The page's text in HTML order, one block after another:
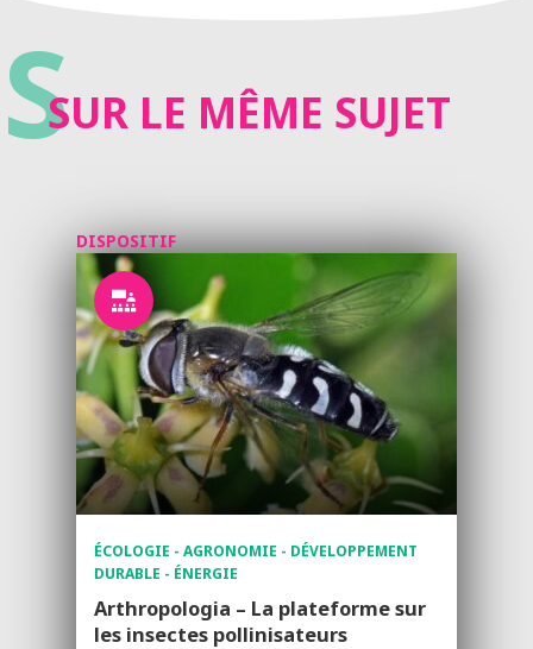
SSUR LE MÊME SUJET
DISPOSITIF
ÉCOLOGIE - AGRONOMIE - DÉVELOPPEMENT
DURABLE - ÉNERGIE
Arthropologia – La plateforme sur
les insectes pollinisateurs